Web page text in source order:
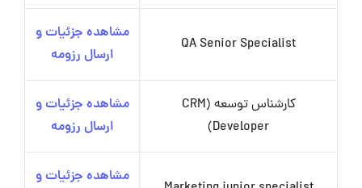
QA Senior Specialist
مشاهده جزئیات و
ارسال رزومه
کارشناس توسعه (CRM
Developer)
مشاهده جزئیات و
ارسال رزومه
مشاهده جزئیات و